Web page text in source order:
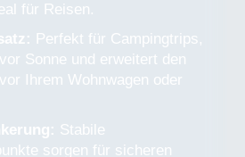
für Reisen.
Perfekt für Campingtrips,
Sonne und erweitert den
Ihrem Wohnwagen oder
Stabile
sorgen für sicheren